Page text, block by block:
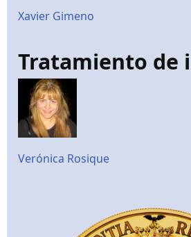
Xavier Gimeno
Tratamiento de
Verónica Rosique